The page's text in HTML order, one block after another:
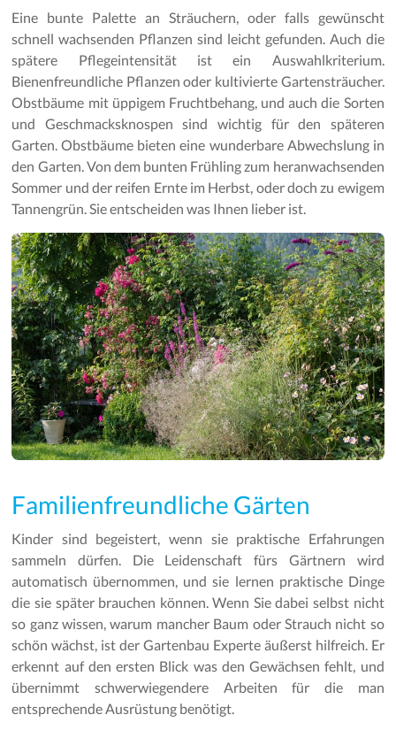
Eine bunte Palette an Sträuchern, oder falls gewünscht
schnell wachsenden Pflanzen sind leicht gefunden. Auch die
spätere Pflegeintensität ist ein Auswahlkriterium.
Bienenfreundliche Pflanzen oder kultivierte Gartensträucher.
Obstbäume mit üppigem Fruchtbehang, und auch die Sorten
und Geschmacksknospen sind wichtig für den späteren
Garten. Obstbäume bieten eine wunderbare Abwechslung in
den Garten. Von dem bunten Frühling zum heranwachsenden
Sommer und der reifen Ernte im Herbst, oder doch zu ewigem
Tannengrün. Sie entscheiden was Ihnen lieber ist.
Familienfreundliche Gärten
Kinder sind begeistert, wenn sie praktische Erfahrungen
sammeln dürfen. Die Leidenschaft fürs Gärtnern wird
automatisch übernommen, und sie lernen praktische Dinge
die sie später brauchen können. Wenn Sie dabei selbst nicht
so ganz wissen, warum mancher Baum oder Strauch nicht so
schön wächst, ist der Gartenbau Experte äußerst hilfreich. Er
erkennt auf den ersten Blick was den Gewächsen fehlt, und
übernimmt schwerwiegendere Arbeiten für die man
entsprechende Ausrüstung benötigt.